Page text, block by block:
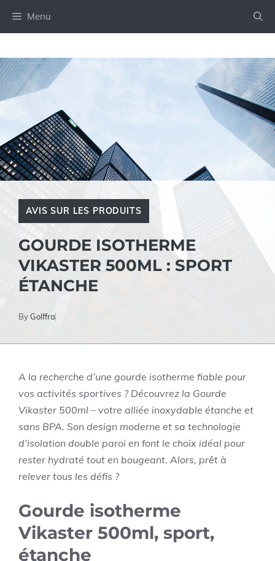
Menu
AVIS SUR LES PRODUITS
GOURDE ISOTHERME
VIKASTER 500ML : SPORT
ÉTANCHE
ByGolffra
A la recherche d’une gourde isotherme fiable pour
vos activités sportives ? Découvrez la Gourde
Vikaster 500ml – votre alliée inoxydable étanche et
sans BPA. Son design moderne et sa technologie
d’isolation double paroi en font le choix idéal pour
rester hydraté tout en bougeant. Alors, prêt à
relever tous les défis ?
Gourde isotherme
Vikaster 500ml, sport,
étanche